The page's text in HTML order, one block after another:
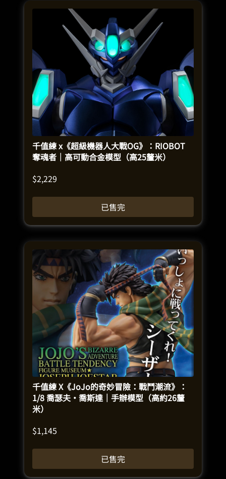
千值練 x《超級機器人大戰OG》：RIOBOT
奪魂者｜高可動合金模型（高25釐米）
$2,229
已售完
千值練 X《JoJo的奇妙冒險：戰鬥潮流》：
1/8 喬瑟夫·喬斯達｜手辦模型（高約26釐
米）
$1,145
已售完